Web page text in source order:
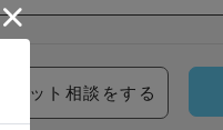
チャット相談をする